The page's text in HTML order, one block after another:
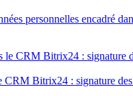
personnelles encadré
CRM Bitrix24 : signature